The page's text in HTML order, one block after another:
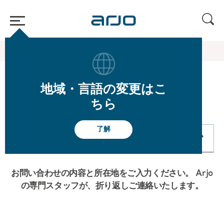
地域・言語の変更はこ
ちら
了解
お問い合わせ
お問い合わせの内容と所在地をご入力ください。 Arjo
の専門スタッフが、折り返しご連絡いたします。